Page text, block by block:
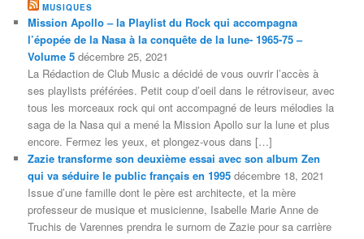
MUSIQUES
Mission Apollo – la Playlist du Rock qui accompagna
l’épopée de la Nasa à la conquête de la lune- 1965-75 –
Volume 5 décembre 25, 2021
La Rédaction de Club Music a décidé de vous ouvrir l’accès à
ses playlists préférées. Petit coup d’oeil dans le rétroviseur, avec
tous les morceaux rock qui ont accompagné de leurs mélodies la
saga de la Nasa qui a mené la Mission Apollo sur la lune et plus
encore. Fermez les yeux, et plongez-vous dans […]
Zazie transforme son deuxième essai avec son album Zen
qui va séduire le public français en 1995 décembre 18, 2021
Issue d’une famille dont le père est architecte, et la mère
professeur de musique et musicienne, Isabelle Marie Anne de
Truchis de Varennes prendra le surnom de Zazie pour sa carrière